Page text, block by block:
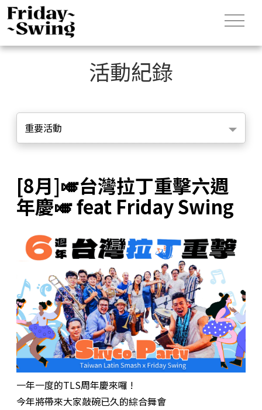
活動紀錄
重要活動
[8月]🎺台灣拉丁重擊六週
年慶🎺 feat Friday Swing
一年一度的TLS周年慶來囉 !
今年將帶來大家敲碗已久的綜合舞會